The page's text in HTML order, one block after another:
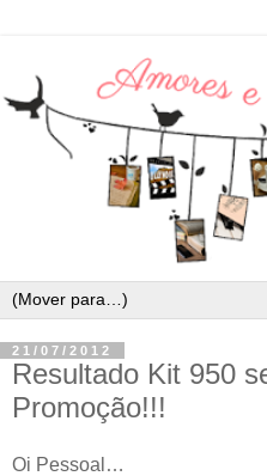
21/07/2012
Resultado Kit 950
Promoção!!!
Oi Pessoal…